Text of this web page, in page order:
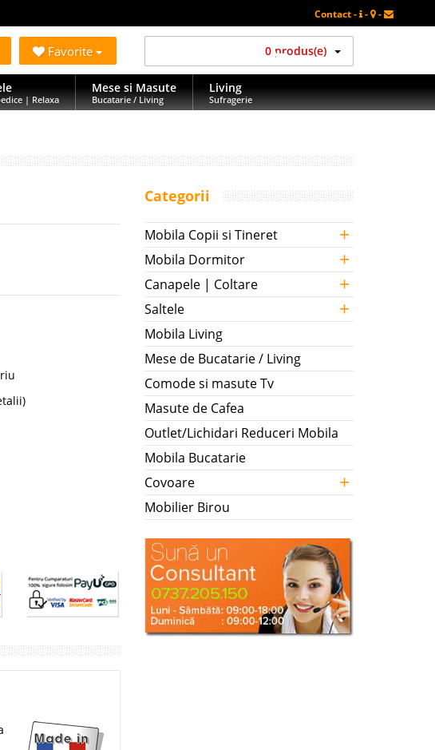
Contact - - -
Favorite 0 produs(e)
| Relaxa
Mese si Masute
Bucatarie / Living
Living
Sufragerie
Categorii
Mobila Copii si Tineret +
Mobila Dormitor +
Canapele | Coltare +
Saltele +
Mobila Living
Mese de Bucatarie / Living
Comode si masute Tv
Masute de Cafea
Outlet/Lichidari Reduceri Mobila
Mobila Bucatarie
Covoare
+
Mobilier Birou